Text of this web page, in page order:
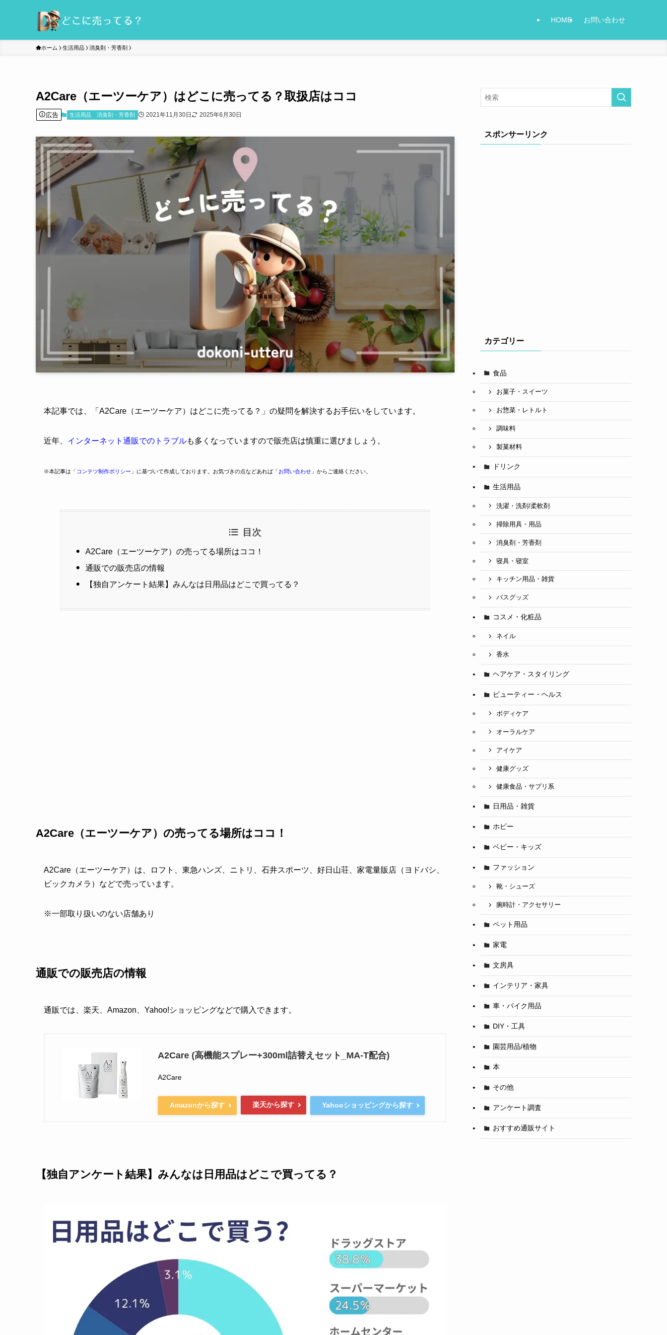
HOME お問い合わせ
ホーム 生活用品 消臭剤・芳香剤
A2Care（エーツーケア）はどこに売ってる？取扱店はココ
広告 生活用品 消臭剤・芳香剤 2021年11月30日 2025年6月30日
本記事では、「A2Care（エーツーケア）はどこに売ってる？」の疑問を解決するお手伝いをしています。
近年、 インターネット通販でのトラブルも多くなっていますので販売店は慎重に選びましょう。
※本記事は「 コンテツ制作ポリシー 」に基づいて作成しております。お気づきの点などあれば「お問い合わせ 」からご連絡ください。
目次
A2Care（エーツーケア）の売ってる場所はココ！
通販での販売店の情報
【独自アンケート結果】みんなは日用品はどこで買ってる？
A2Care（エーツーケア）の売ってる場所はココ！
A2Care（エーツーケア）は、ロフト、東急ハンズ、ニトリ、石井スポーツ、好日山荘、家電量販店（ヨドバシ、
ビックカメラ）などで売っています。
※一部取り扱いのない店舗あり
通販での販売店の情報
通販では、楽天、Amazon、Yahoo!ショッピングなどで購入できます。
A2Care (高機能スプレー+300ml詰替えセット_MA-T配合)
A2Care
Amazonから探す 楽天から探す Yahooショッピングから探す
【独自アンケート結果】みんなは日用品はどこで買ってる？
スポンサーリンク
カテゴリー
食品
お菓子・スイーツ
お惣菜・レトルト
調味料
製菓材料
ドリンク
生活用品
洗濯・洗剤/柔軟剤
掃除用具・用品
消臭剤・芳香剤
寝具・寝室
キッチン用品・雑貨
バスグッズ
コスメ・化粧品
ネイル
香水
ヘアケア・スタイリング
ビューティー・ヘルス
ボディケア
オーラルケア
アイケア
健康グッズ
健康食品・サプリ系
日用品・雑貨
ホビー
ベビー・キッズ
ファッション
靴・シューズ
腕時計・アクセサリー
ペット用品
家電
文房具
インテリア・家具
車・バイク用品
DIY・工具
園芸用品/植物
本
その他
アンケート調査
おすすめ通販サイト